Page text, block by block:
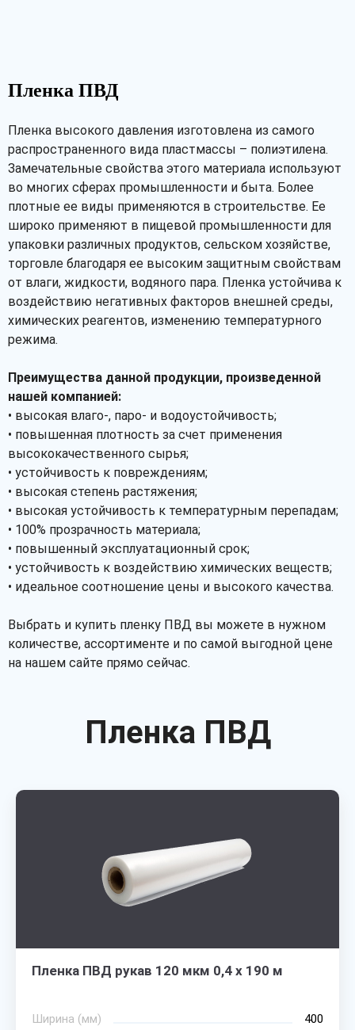
Пленка ПВД
Пленка высокого давления изготовлена из самого
распространенного вида пластмассы – полиэтилена.
Замечательные свойства этого материала используют
во многих сферах промышленности и быта. Более
плотные ее виды применяются в строительстве. Ее
широко применяют в пищевой промышленности для
упаковки различных продуктов, сельском хозяйстве,
торговле благодаря ее высоким защитным свойствам
от влаги, жидкости, водяного пара. Пленка устойчива к
воздействию негативных факторов внешней среды,
химических реагентов, изменению температурного
режима.
Преимущества данной продукции, произведенной
нашей компанией:
• высокая влаго-, паро- и водоустойчивость;
• повышенная плотность за счет применения
высококачественного сырья;
• устойчивость к повреждениям;
• высокая степень растяжения;
• высокая устойчивость к температурным перепадам;
• 100% прозрачность материала;
• повышенный эксплуатационный срок;
• устойчивость к воздействию химических веществ;
• идеальное соотношение цены и высокого качества.
Выбрать и купить пленку ПВД вы можете в нужном
количестве, ассортименте и по самой выгодной цене
на нашем сайте прямо сейчас.
Пленка ПВД
Пленка ПВД рукав 120 мкм 0,4 х 190 м
Ширина (мм)
400